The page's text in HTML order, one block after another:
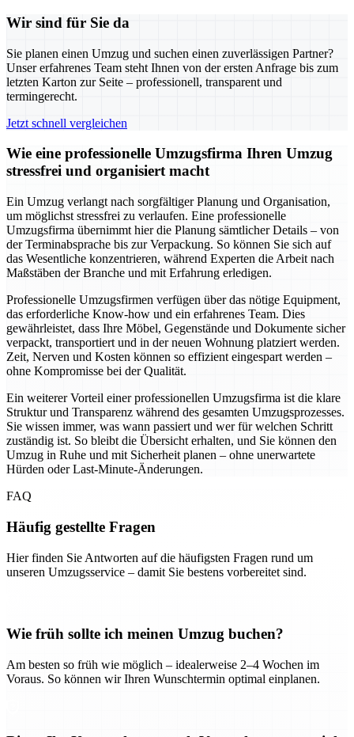
Wir sind für Sie da
Sie planen einen Umzug und suchen einen zuverlässigen Partner?
Unser erfahrenes Team steht Ihnen von der ersten Anfrage bis zum
letzten Karton zur Seite – professionell, transparent und
termingerecht.
Jetzt schnell vergleichen
Wie eine professionelle Umzugsfirma Ihren Umzug
stressfrei und organisiert macht
Ein Umzug verlangt nach sorgfältiger Planung und Organisation,
um möglichst stressfrei zu verlaufen. Eine professionelle
Umzugsfirma übernimmt hier die Planung sämtlicher Details – von
der Terminabsprache bis zur Verpackung. So können Sie sich auf
das Wesentliche konzentrieren, während Experten die Arbeit nach
Maßstäben der Branche und mit Erfahrung erledigen.
Professionelle Umzugsfirmen verfügen über das nötige Equipment,
das erforderliche Know-how und ein erfahrenes Team. Dies
gewährleistet, dass Ihre Möbel, Gegenstände und Dokumente sicher
verpackt, transportiert und in der neuen Wohnung platziert werden.
Zeit, Nerven und Kosten können so effizient eingespart werden –
ohne Kompromisse bei der Qualität.
Ein weiterer Vorteil einer professionellen Umzugsfirma ist die klare
Struktur und Transparenz während des gesamten Umzugsprozesses.
Sie wissen immer, was wann passiert und wer für welchen Schritt
zuständig ist. So bleibt die Übersicht erhalten, und Sie können den
Umzug in Ruhe und mit Sicherheit planen – ohne unerwartete
Hürden oder Last-Minute-Änderungen.
FAQ
Häufig gestellte Fragen
Hier finden Sie Antworten auf die häufigsten Fragen rund um
unseren Umzugsservice – damit Sie bestens vorbereitet sind.
Wie früh sollte ich meinen Umzug buchen?
Am besten so früh wie möglich – idealerweise 2–4 Wochen im
Voraus. So können wir Ihren Wunschtermin optimal einplanen.